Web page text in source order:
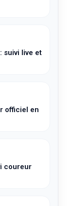
suivi live et
officiel en
coureur